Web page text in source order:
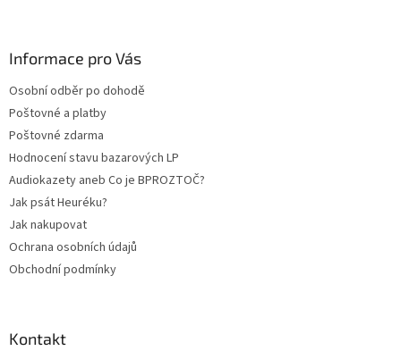
Informace pro Vás
Osobní odběr po dohodě
Poštovné a platby
Poštovné zdarma
Hodnocení stavu bazarových LP
Audiokazety aneb Co je BPROZTOČ?
Jak psát Heuréku?
Jak nakupovat
Ochrana osobních údajů
Obchodní podmínky
Kontakt